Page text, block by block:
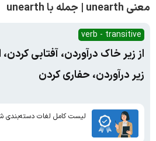
معنی unearth | جمله با unearth
verb - transitive
از زیر خاک درآوردن، آفتابی کردن،
زیر درآوردن، حفاری کردن
لیست کامل لغات دسته‌بندی شده‌ی